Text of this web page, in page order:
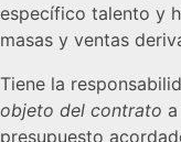
específico talento y
masas y ventas
Tiene la
objeto del contrato
presupuesto